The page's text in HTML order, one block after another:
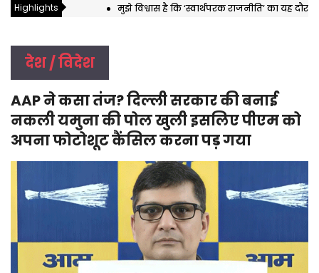
Highlights मुझे विश्वास है कि ‘स्वार्थपरक राजनीति’ का यह दौर
देश / विदेश
AAP ने कसा तंज? दिल्ली सरकार की बनाई
नकली यमुना की पोल खुली इसलिए पीएम को
अपना फोटोशूट कैंसिल करना पड़ गया